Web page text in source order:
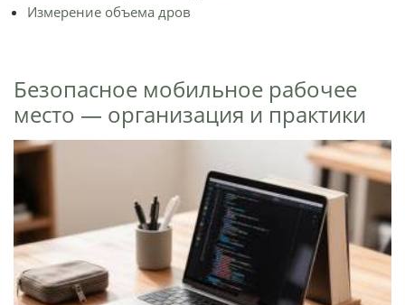
Измерение объема дров
Безопасное мобильное рабочее
место — организация и практики